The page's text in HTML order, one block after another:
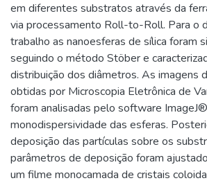
em diferentes substratos através da
via processamento Roll-to-Roll. Para o
trabalho as nanoesferas de sílica foram
seguindo o método Stöber e
distribuição dos diâmetros. As imagens
obtidas por Microscopia Eletrônica de
foram analisadas pelo software
monodispersividade das esferas.
deposição das partículas sobre os
parâmetros de deposição foram
um filme monocamada de cristais